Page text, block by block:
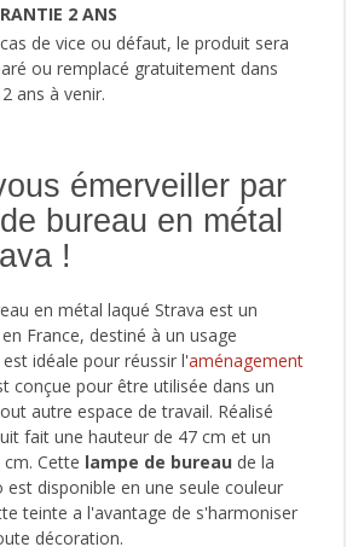
2 ANS
de vice ou défaut, le produit sera
ou remplacé gratuitement dans
ans à venir.
émerveiller par
bureau en métal
!
en métal laqué Strava est un
France, destiné à un usage
idéale pour réussir l'aménagement
conçue pour être utilisée dans un
autre espace de travail. Réalisé
fait une hauteur de 47 cm et un
Cette lampe de bureau de la
disponible en une seule couleur
teinte a l'avantage de s'harmoniser
décoration.